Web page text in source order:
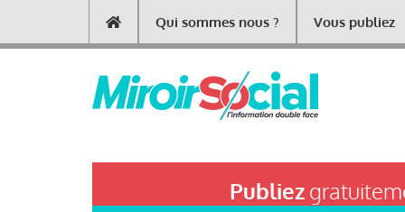
contenu
Main
navigation
Qui sommes nous ? Vous publiez
Publiez